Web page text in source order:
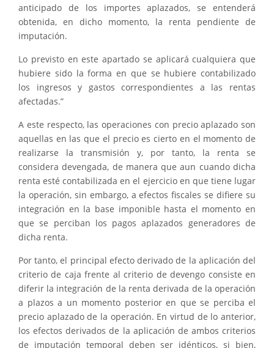
anticipado de los importes aplazados, se entenderá
obtenida, en dicho momento, la renta pendiente de
imputación.
Lo previsto en este apartado se aplicará cualquiera que
hubiere sido la forma en que se hubiere contabilizado
los ingresos y gastos correspondientes a las rentas
afectadas.”
A este respecto, las operaciones con precio aplazado son
aquellas en las que el precio es cierto en el momento de
realizarse la transmisión y, por tanto, la renta se
considera devengada, de manera que aun cuando dicha
renta esté contabilizada en el ejercicio en que tiene lugar
la operación, sin embargo, a efectos fiscales se difiere su
integración en la base imponible hasta el momento en
que se perciban los pagos aplazados generadores de
dicha renta.
Por tanto, el principal efecto derivado de la aplicación del
criterio de caja frente al criterio de devengo consiste en
diferir la integración de la renta derivada de la operación
a plazos a un momento posterior en que se perciba el
precio aplazado de la operación. En virtud de lo anterior,
los efectos derivados de la aplicación de ambos criterios
de imputación temporal deben ser idénticos, si bien,